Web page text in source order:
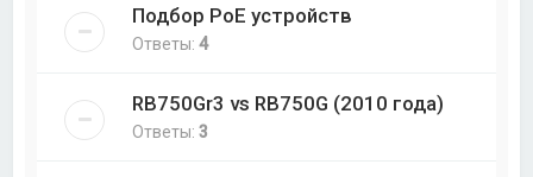
Подбор PoE устройств
Ответы:4
RB750Gr3 vs RB750G (2010 года)
Ответы:3